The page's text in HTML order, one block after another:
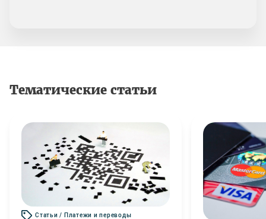
Тематические статьи
Статьи / Платежи и переводы